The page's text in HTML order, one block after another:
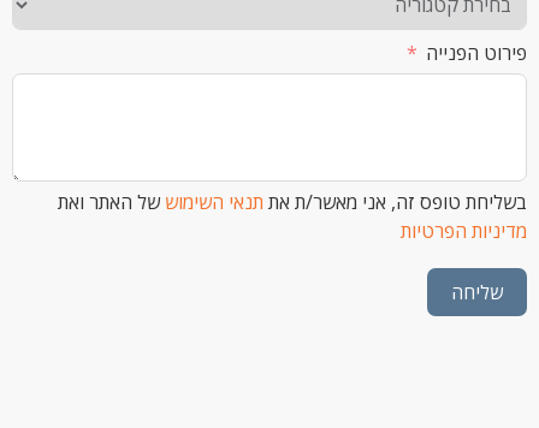
טופס זה, אני מאשר/ת אתתנאי השימוש של האתר ואת
הפרטיות